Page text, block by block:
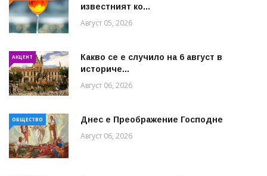
известният ко...
Август 05, 2026
АКЦЕНТ
Какво се е случило на 6 август в
историче...
Август 06, 2026
ОБЩЕСТВО Днес е Преображение Господне
Август 06, 2026